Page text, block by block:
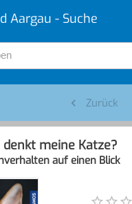
Aargau - Suche
Zurück
denkt meine Katze?
auf einen Blick